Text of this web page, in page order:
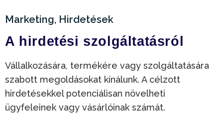
Marketing, Hirdetések
A hirdetési szolgáltatásról
Vállalkozására, termékére vagy szolgáltatására
szabott megoldásokat kínálunk. A célzott
hirdetésekkel potenciálisan növelheti
ügyfeleinek vagy vásárlóinak számát.